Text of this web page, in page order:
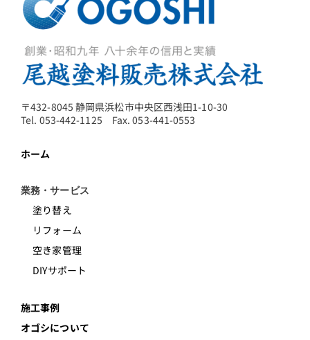
〒432-8045 静岡県浜松市中央区西浅田1-10-30
Tel. 053-442-1125 Fax. 053-441-0553
ホーム
業務・サービス
塗り替え
リフォーム
空き家管理
DIYサポート
施工事例
オゴシについて